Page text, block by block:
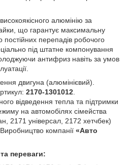
алюмінію за
що гарантує максимальну
постійних перепадів робочого
під штатне компонування
антифриз навіть за умов
двигуна (алюмінієвий).
2170-1301012
відведення тепла та підтримки
на автомобілях сімейства
2171 універсал, 2172 хетчбек)
компанії «Авто
переваги: